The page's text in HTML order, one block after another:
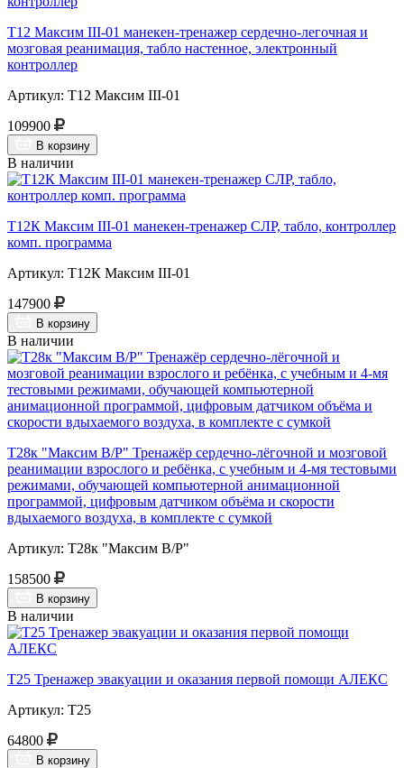
Т12 Максим III-01 манекен-тренажер сердечно-легочная и
мозговая реанимация, табло настенное, электронный
контроллер
Артикул: Т12 Максим III-01
109900
В корзину
В наличии
Т12К Максим III-01 манекен-тренажер СЛР, табло, контроллер
комп. программа
Артикул: Т12К Максим III-01
147900
В корзину
В наличии
Т28к "Максим В/Р" Тренажёр сердечно-лёгочной и мозговой
реанимации взрослого и ребёнка, с учебным и 4-мя тестовыми
режимами, обучающей компьютерной анимационной
программой, цифровым датчиком объёма и скорости
вдыхаемого воздуха, в комплекте с сумкой
Артикул: Т28к "Максим В/Р"
158500
В корзину
В наличии
Т25 Тренажер эвакуации и оказания первой помощи АЛЕКС
Артикул: Т25
64800
В корзину